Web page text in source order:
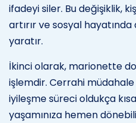
ifadeyi siler. Bu değişiklik,
artırır ve sosyal
yaratır.
İkinci olarak, marionette
işlemdir. Cerrahi
iyileşme süreci oldukça
yaşamınıza hemen